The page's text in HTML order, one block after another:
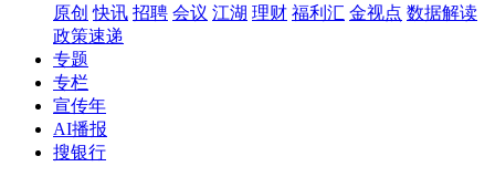
原创 快讯 招聘 会议 江湖 理财 福利汇 金视点 数据解读
政策速递
专题
专栏
宣传年
AI播报
搜银行